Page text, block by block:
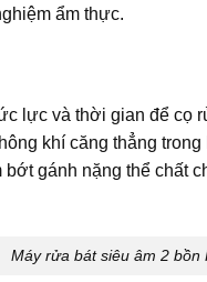
ẩm thực.
lực và thời gian để
khí căng thẳng
gánh nặng thể chất
Máy rửa bát siêu âm 2 bồn